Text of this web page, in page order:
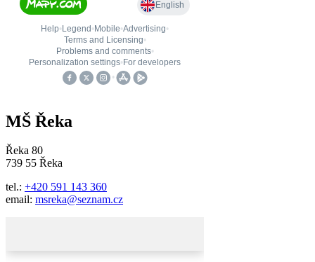
MŠ Řeka
Řeka 80
739 55 Řeka
tel.: +420 591 143 360
email: msreka@seznam.cz